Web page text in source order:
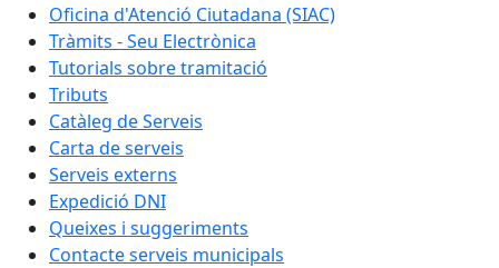
Oficina d'Atenció Ciutadana (SIAC)
Tràmits - Seu Electrònica
Tutorials sobre tramitació
Tributs
Catàleg de Serveis
Carta de serveis
Serveis externs
Expedició DNI
Queixes i suggeriments
Contacte serveis municipals